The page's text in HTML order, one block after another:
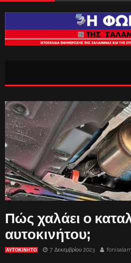
Πώς χαλάει ο
αυτοκινήτου;
ΑΥΤΟΚΙΝΗΤΟ 7 Δεκεμβρίου 2023